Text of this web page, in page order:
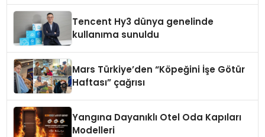
Tencent Hy3 dünya genelinde
kullanıma sunuldu
Mars Türkiye’den “Köpeğini İşe Götür
Haftası” çağrısı
Yangına Dayanıklı Otel Oda Kapıları
Modelleri